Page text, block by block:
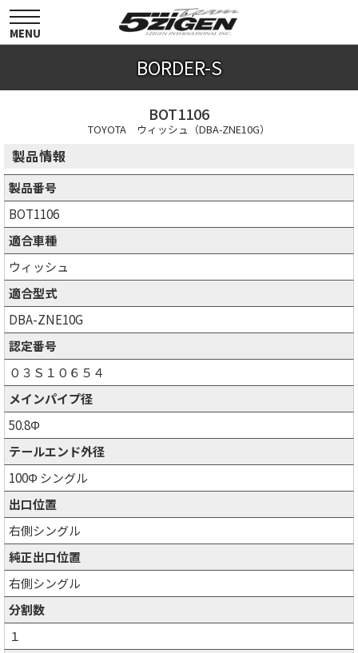
toggle
navigation
MENU
BORDER-S
BOT1106
TOYOTA ウィッシュ（DBA-ZNE10G）
製品情報
製品番号
BOT1106
適合車種
ウィッシュ
適合型式
DBA-ZNE10G
認定番号
０３Ｓ１０６５４
メインパイプ径
50.8Φ
テールエンド外径
100Φ シングル
出口位置
右側シングル
純正出口位置
右側シングル
分割数
１